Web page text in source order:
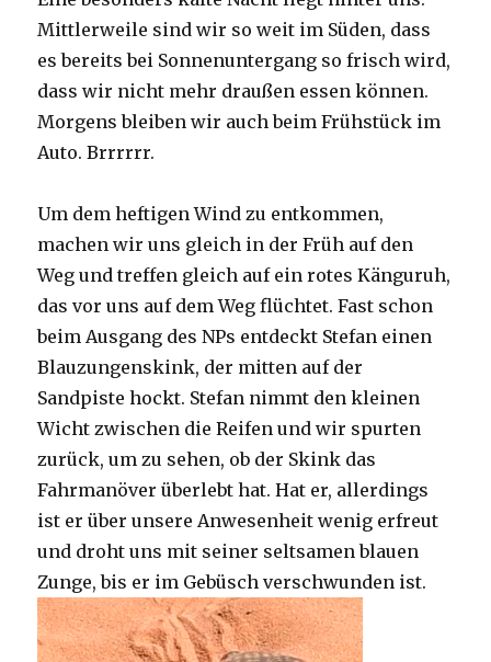
Mittlerweile sind wir so weit im Süden, dass
es bereits bei Sonnenuntergang so frisch wird,
dass wir nicht mehr draußen essen können.
Morgens bleiben wir auch beim Frühstück im
Auto. Brrrrrr.
Um dem heftigen Wind zu entkommen,
machen wir uns gleich in der Früh auf den
Weg und treffen gleich auf ein rotes Känguruh,
das vor uns auf dem Weg flüchtet. Fast schon
beim Ausgang des NPs entdeckt Stefan einen
Blauzungenskink, der mitten auf der
Sandpiste hockt. Stefan nimmt den kleinen
Wicht zwischen die Reifen und wir spurten
zurück, um zu sehen, ob der Skink das
Fahrmanöver überlebt hat. Hat er, allerdings
ist er über unsere Anwesenheit wenig erfreut
und droht uns mit seiner seltsamen blauen
Zunge, bis er im Gebüsch verschwunden ist.